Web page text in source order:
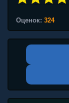
Оценок: 324